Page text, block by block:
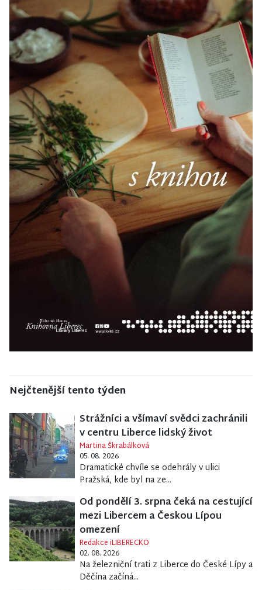
Nejčtenější tento týden
Strážníci a všímaví svědci zachránili
v centru Liberce lidský život
Martina Škrabálková
05. 08. 2026
Dramatické chvíle se odehrály v ulici
Pražská, kde byl na ze...
Od pondělí 3. srpna čeká na cestující
mezi Libercem a Českou Lípou
omezení
Redakce iLIBERECKO
02. 08. 2026
Na železniční trati z Liberce do České Lípy a
Děčína začíná...